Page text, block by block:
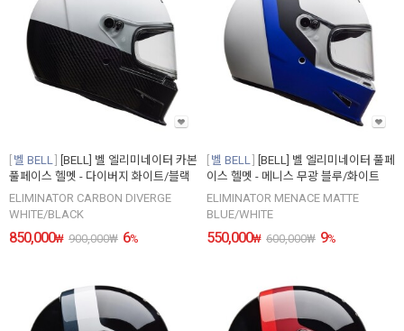
벨 BELL
[BELL] 벨 엘리미네이터 카본
풀페이스 헬멧 - 다이버지 화이트/블랙
ELIMINATOR CARBON DIVERGE
WHITE/BLACK
850,000₩ 900,000₩ 6%
벨 BELL
[BELL] 벨 엘리미네이터 풀페
이스 헬멧 - 메니스 무광 블루/화이트
ELIMINATOR MENACE MATTE
BLUE/WHITE
550,000₩ 600,000₩ 9%